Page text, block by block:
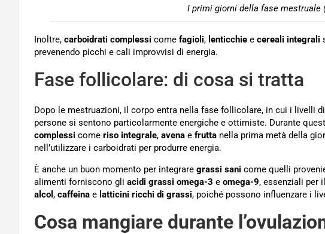
I primi giorni della fase mestruale
Inoltre, carboidrati complessi come fagioli, lenticchie e cereali integrali
prevenendo picchi e cali improvvisi di energia.
Fase follicolare: di cosa si tratta
Dopo le mestruazioni, il corpo entra nella fase follicolare, in cui i livelli di
persone si sentono particolarmente energiche e ottimiste. Durante
complessi come riso integrale, avena e frutta nella prima metà della
nell’utilizzare i carboidrati per produrre energia.
È anche un buon momento per integrare grassi sani come quelli
alimenti forniscono gli acidi grassi omega-3 e omega-9, essenziali per
alcol , caffeina e latticini ricchi di grassi, poiché possono influenzare i
Cosa mangiare durante